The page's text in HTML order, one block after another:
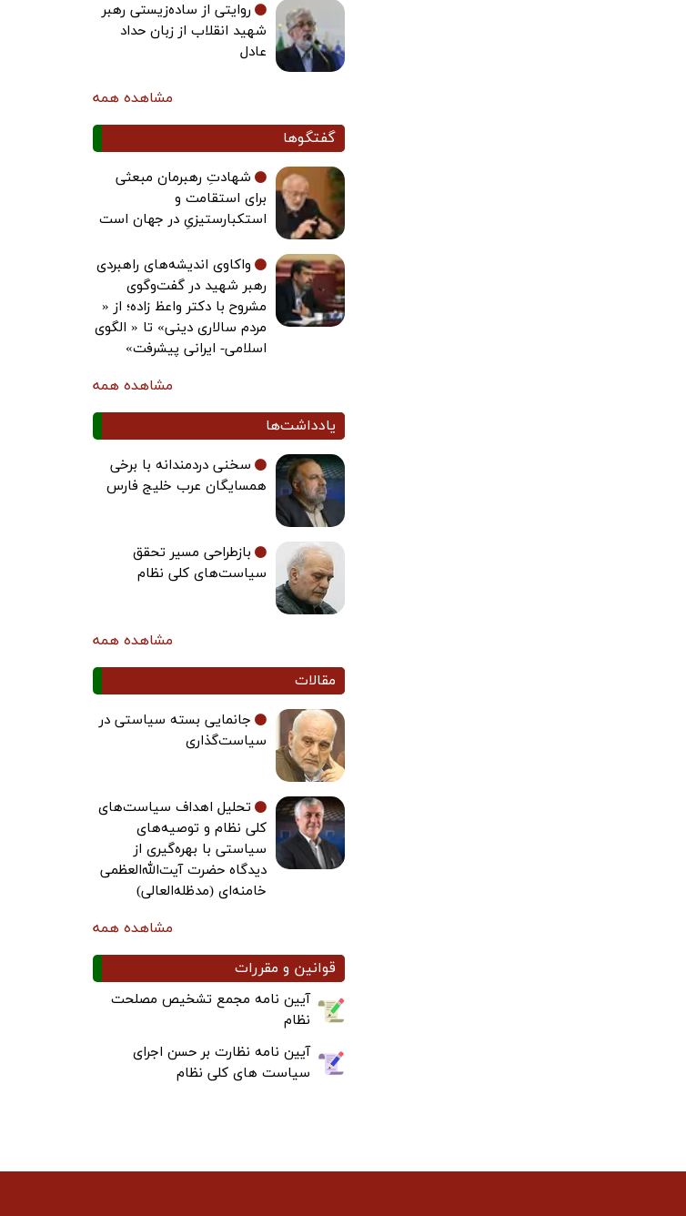
روایتی از ساده‌زیستی رهبر
شهید انقلاب از زبان حداد
عادل
مشاهده همه
گفتگوها
شهادتِ رهبرمان مبعثی
برای استقامت و
استکبارستیزیِ در جهان است
واکاوی اندیشه‌های راهبردی
رهبر شهید در گفت‌وگوی
مشروح با دکتر واعظ زاده؛ از «
مردم سالاری دینی» تا « الگوی
اسلامی- ایرانی پیشرفت»
مشاهده همه
یادداشت‌ها
سخنی دردمندانه با برخی
همسایگان عرب خلیج فارس
بازطراحی مسیر تحقق
سیاست‌های کلی نظام
مشاهده همه
مقالات
جانمایی بسته سیاستی در
سیاست‌گذاری
تحلیل اهداف سیاست‌های
کلی نظام و توصیه‌های
سیاستی با بهره‌گیری از
دیدگاه حضرت آیت‌الله‌العظمی
خامنه‌ای (مدظله‌العالی)
مشاهده همه
قوانین و مقررات
آیین نامه مجمع تشخیص مصلحت
نظام
آیین نامه نظارت بر حسن اجرای
سیاست های کلی نظام